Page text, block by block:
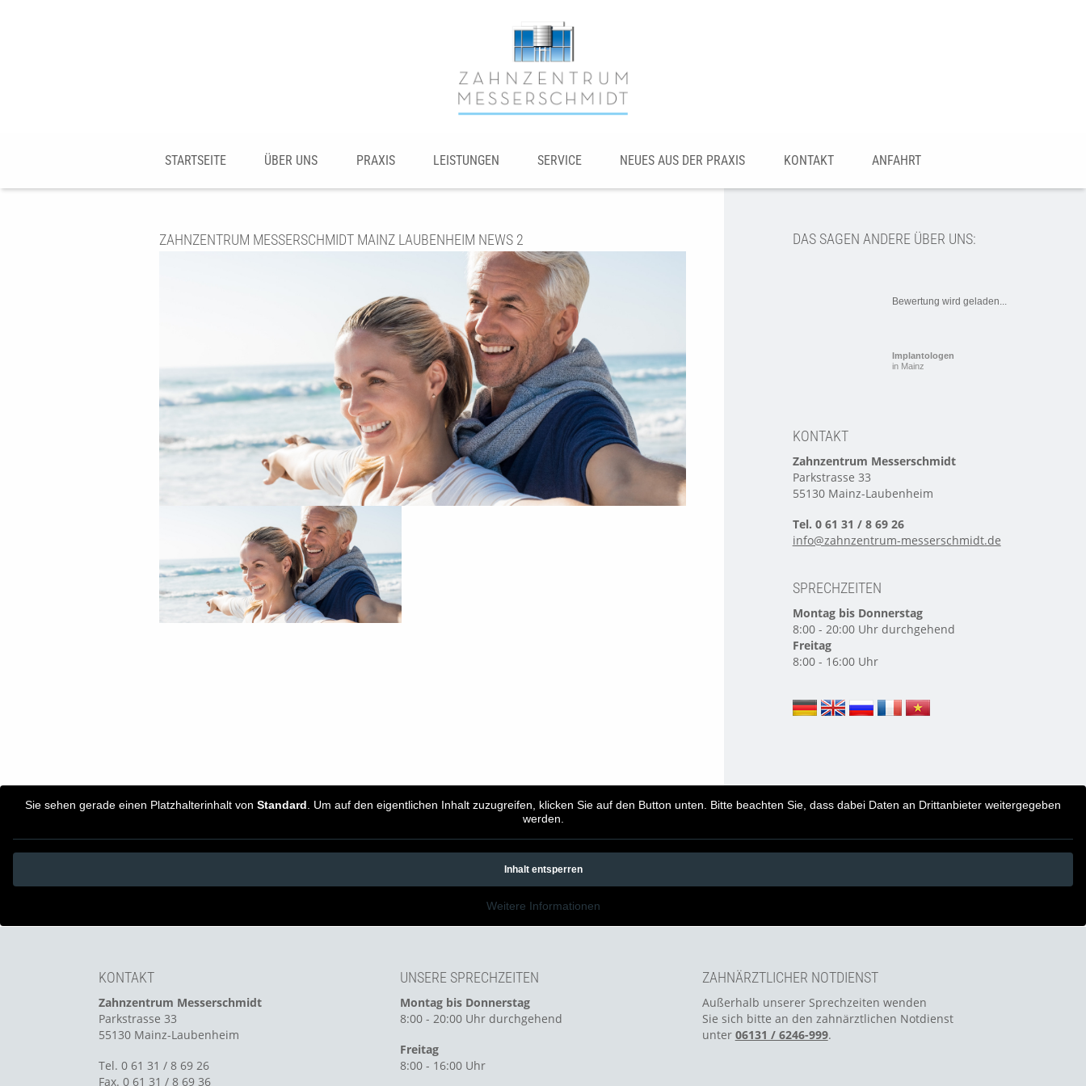
STARTSEITE ÜBER UNS PRAXIS LEISTUNGEN SERVICE NEUES AUS DER PRAXIS KONTAKT ANFAHRT
ZAHNZENTRUM MESSERSCHMIDT MAINZ LAUBENHEIM NEWS 2 DAS SAGEN ANDERE ÜBER UNS:
Bewertung wird geladen...
Implantologen
in Mainz
KONTAKT
Zahnzentrum Messerschmidt
Parkstrasse 33
55130 Mainz-Laubenheim
Tel. 0 61 31 / 8 69 26
info@zahnzentrum-messerschmidt.de
SPRECHZEITEN
Montag bis Donnerstag
8:00 - 20:00 Uhr durchgehend
Freitag
8:00 - 16:00 Uhr
Sie sehen gerade einen Platzhalterinhalt von Standard. Um auf den eigentlichen Inhalt zuzugreifen, klicken Sie auf den Button unten. Bitte beachten Sie, dass dabei Daten an Drittanbieter weitergegeben
werden.
Inhalt entsperren
Weitere Informationen
KONTAKT
Zahnzentrum Messerschmidt
Parkstrasse 33
55130 Mainz-Laubenheim
Tel. 0 61 31 / 8 69 26
Fax. 0 61 31 / 8 69 36
UNSERE SPRECHZEITEN
Montag bis Donnerstag
8:00 - 20:00 Uhr durchgehend
Freitag
8:00 - 16:00 Uhr
ZAHNÄRZTLICHER NOTDIENST
Außerhalb unserer Sprechzeiten wenden
Sie sich bitte an den zahnärztlichen Notdienst
unter 06131 / 6246-999.